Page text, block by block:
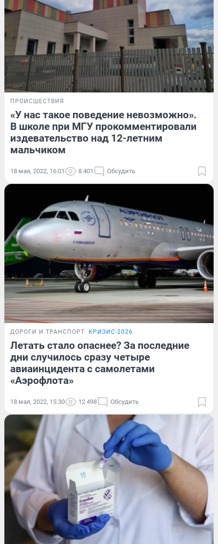
ПРОИСШЕСТВИЯ
«У нас такое поведение невозможно».
В школе при МГУ прокомментировали
издевательство над 12-летним
мальчиком
18 мая, 2022, 16:01 8 401 Обсудить
ДОРОГИ И ТРАНСПОРТ КРИЗИС-2026
Летать стало опаснее? За последние
дни случилось сразу четыре
авиаинцидента с самолетами
«Аэрофлота»
18 мая, 2022, 15:30 12 498 Обсудить